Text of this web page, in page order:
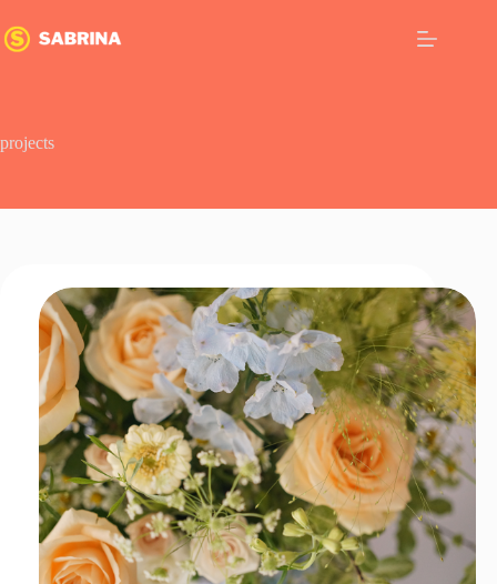
至
容
projects